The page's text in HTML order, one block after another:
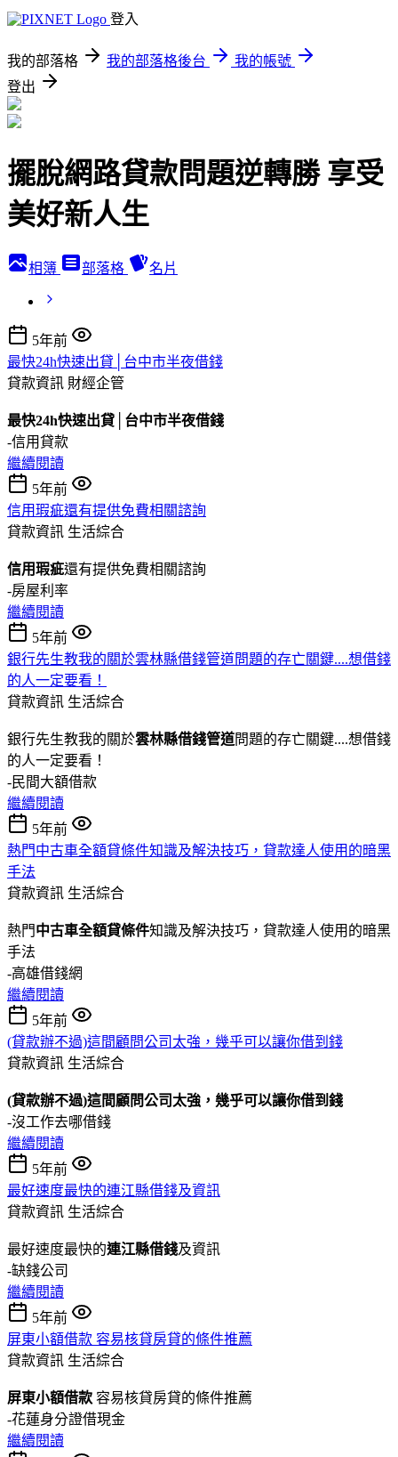
登入
我的部落格 我的部落格後台
我的帳號
登出
擺脫網路貸款問題逆轉勝 享受
美好新人生
相簿 部落格 名片
5年前
最快24h快速出貸│台中市半夜借錢
貸款資訊 財經企管
最快24h快速出貸│台中市半夜借錢
-信用貸款
繼續閱讀
5年前
信用瑕疵還有提供免費相關諮詢
貸款資訊 生活綜合
信用瑕疵還有提供免費相關諮詢
-房屋利率
繼續閱讀
5年前
銀行先生教我的關於雲林縣借錢管道問題的存亡關鍵....想借錢
的人一定要看！
貸款資訊 生活綜合
銀行先生教我的關於雲林縣借錢管道問題的存亡關鍵....想借錢
的人一定要看！
-民間大額借款
繼續閱讀
5年前
熱門中古車全額貸條件知識及解決技巧，貸款達人使用的暗黑
手法
貸款資訊 生活綜合
熱門中古車全額貸條件知識及解決技巧，貸款達人使用的暗黑
手法
-高雄借錢網
繼續閱讀
5年前
(貸款辦不過)這間顧問公司太強，幾乎可以讓你借到錢
貸款資訊 生活綜合
(貸款辦不過)這間顧問公司太強，幾乎可以讓你借到錢
-沒工作去哪借錢
繼續閱讀
5年前
最好速度最快的連江縣借錢及資訊
貸款資訊 生活綜合
最好速度最快的連江縣借錢及資訊
-缺錢公司
繼續閱讀
5年前
屏東小額借款 容易核貸房貸的條件推薦
貸款資訊 生活綜合
屏東小額借款 容易核貸房貸的條件推薦
-花蓮身分證借現金
繼續閱讀